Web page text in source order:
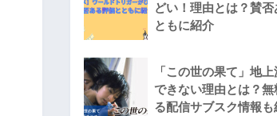
どい！理由とは？賛否
ともに紹介
「この世の果て」地
できない理由とは？無
る配信サブスク情報も